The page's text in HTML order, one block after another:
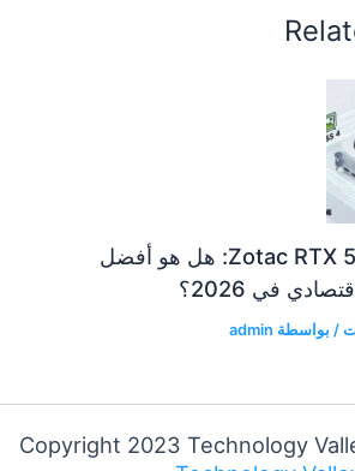
مراجعة Zotac RTX 5050: هل هو أفضل
في 2026؟
/ بواسطة admin
Copyright 2023 Technology